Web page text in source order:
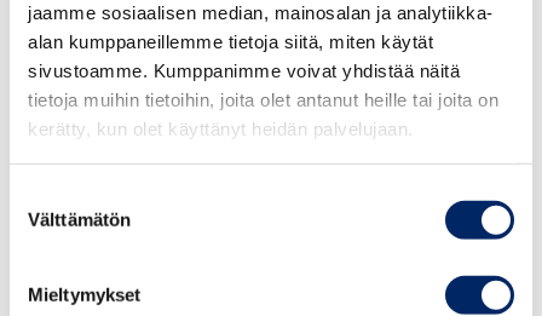
jaamme sosiaalisen median, mainosalan ja analytiikka-
alan kumppaneillemme tietoja siitä, miten käytät
sivustoamme. Kumppanimme voivat yhdistää näitä
tietoja muihin tietoihin, joita olet antanut heille tai joita on
kerätty, kun olet käyttänyt heidän palvelujaan.
valinta
Välttämätön
Mieltymykset
21.1.2021, klo 9–10